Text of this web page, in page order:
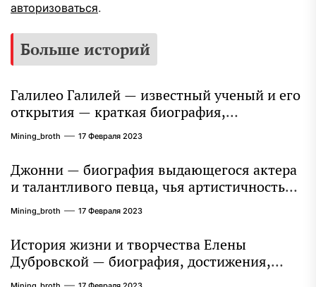
авторизоваться.
Больше историй
Галилео Галилей — известный ученый и его
открытия — краткая биография,
достижения и вклад в науку
Mining_broth 17 Февраля 2023
Джонни — биография выдающегося актера
и талантливого певца, чья артистичность
захватывает миллионы сердец
Mining_broth 17 Февраля 2023
История жизни и творчества Елены
Дубровской — биография, достижения,
интересные факты